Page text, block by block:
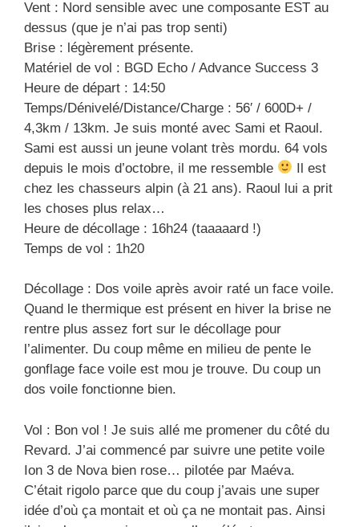
Vent : Nord sensible avec une composante EST au
dessus (que je n’ai pas trop senti)
Brise : légèrement présente.
Matériel de vol : BGD Echo / Advance Success 3
Heure de départ : 14:50
Temps/Dénivelé/Distance/Charge : 56′ / 600D+ /
4,3km / 13km. Je suis monté avec Sami et Raoul.
Sami est aussi un jeune volant très mordu. 64 vols
depuis le mois d’octobre, il me ressemble
Il est
chez les chasseurs alpin (à 21 ans). Raoul lui a prit
les choses plus relax…
Heure de décollage : 16h24 (taaaaard !)
Temps de vol : 1h20
Décollage : Dos voile après avoir raté un face voile.
Quand le thermique est présent en hiver la brise ne
rentre plus assez fort sur le décollage pour
l’alimenter. Du coup même en milieu de pente le
gonflage face voile est mou je trouve. Du coup un
dos voile fonctionne bien.
Vol : Bon vol ! Je suis allé me promener du côté du
Revard. J’ai commencé par suivre une petite voile
Ion 3 de Nova bien rose… pilotée par Maéva.
C’était rigolo parce que du coup j’avais une super
idée d’où ça montait et où ça ne montait pas. Ainsi